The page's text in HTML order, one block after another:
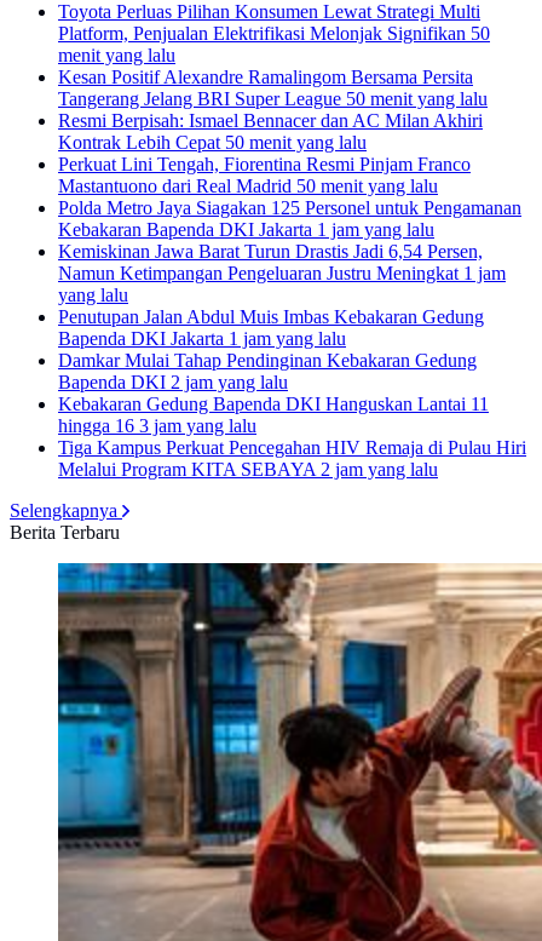
Toyota Perluas Pilihan Konsumen Lewat Strategi Multi
Platform, Penjualan Elektrifikasi Melonjak Signifikan 50
menit yang lalu
Kesan Positif Alexandre Ramalingom Bersama Persita
Tangerang Jelang BRI Super League 50 menit yang lalu
Resmi Berpisah: Ismael Bennacer dan AC Milan Akhiri
Kontrak Lebih Cepat 50 menit yang lalu
Perkuat Lini Tengah, Fiorentina Resmi Pinjam Franco
Mastantuono dari Real Madrid 50 menit yang lalu
Polda Metro Jaya Siagakan 125 Personel untuk Pengamanan
Kebakaran Bapenda DKI Jakarta 1 jam yang lalu
Kemiskinan Jawa Barat Turun Drastis Jadi 6,54 Persen,
Namun Ketimpangan Pengeluaran Justru Meningkat 1 jam
yang lalu
Penutupan Jalan Abdul Muis Imbas Kebakaran Gedung
Bapenda DKI Jakarta 1 jam yang lalu
Damkar Mulai Tahap Pendinginan Kebakaran Gedung
Bapenda DKI 2 jam yang lalu
Kebakaran Gedung Bapenda DKI Hanguskan Lantai 11
hingga 16 3 jam yang lalu
Tiga Kampus Perkuat Pencegahan HIV Remaja di Pulau Hiri
Melalui Program KITA SEBAYA 2 jam yang lalu
Selengkapnya
Berita Terbaru